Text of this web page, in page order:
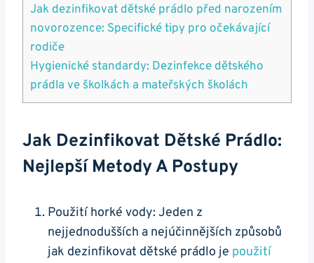
Jak dezinfikovat dětské prádlo před narozením
novorozence: Specifické tipy pro očekávající
rodiče
Hygienické standardy: Dezinfekce dětského
prádla ve školkách a mateřských školách
Jak Dezinfikovat Dětské Prádlo:
Nejlepší Metody A Postupy
Použití horké vody: Jeden z
nejjednodušších a nejúčinnějších způsobů
jak dezinfikovat dětské prádlo je použití